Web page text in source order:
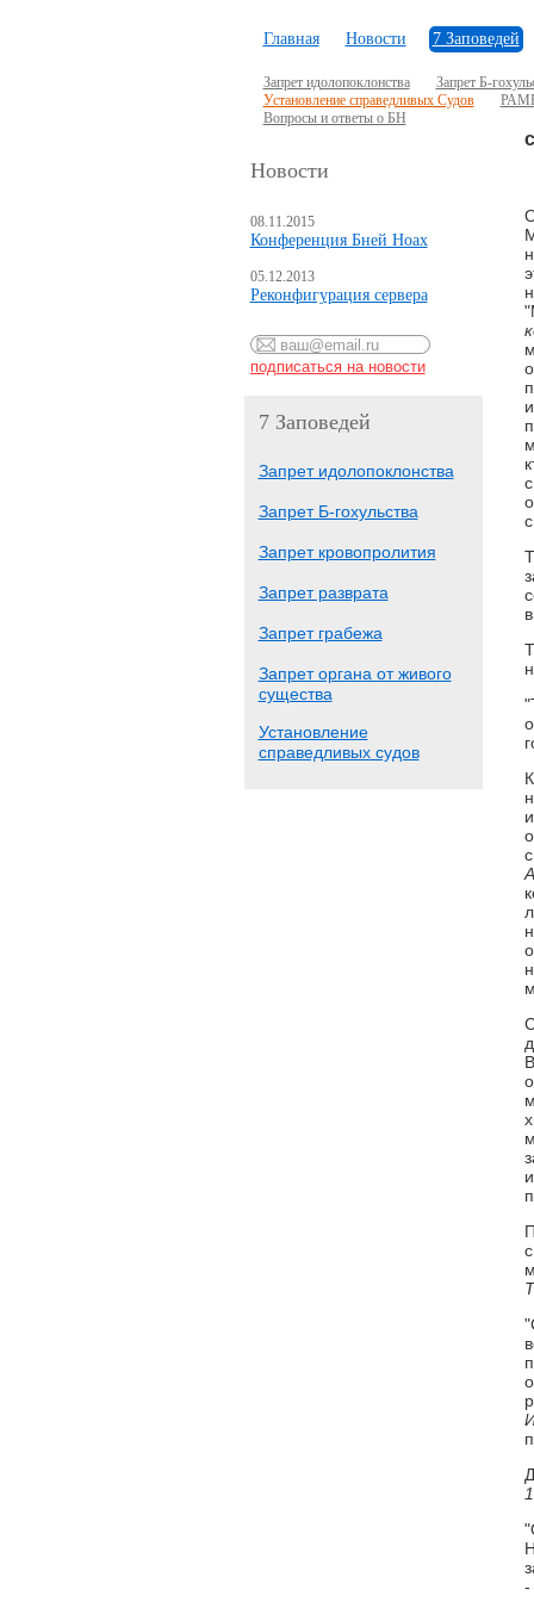
Главная Новости 7 Заповедей
Запрет идолопоклонства Запрет Б-
Установление справедливых Судов
Вопросы и ответы о БН
Новости
08.11.2015
Конференция Бней Ноах
05.12.2013
Реконфигурация сервера
7 Заповедей
Запрет идолопоклонства
Запрет Б-гохульства
Запрет кровопролития
Запрет разврата
Запрет грабежа
Запрет органа от живого
существа
Установление
справедливых судов
-